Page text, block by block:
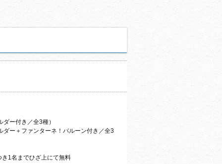
ー付き／全3種）
ー＋ファンターネ！バルーン付き／全3
1名までひざ上にて無料